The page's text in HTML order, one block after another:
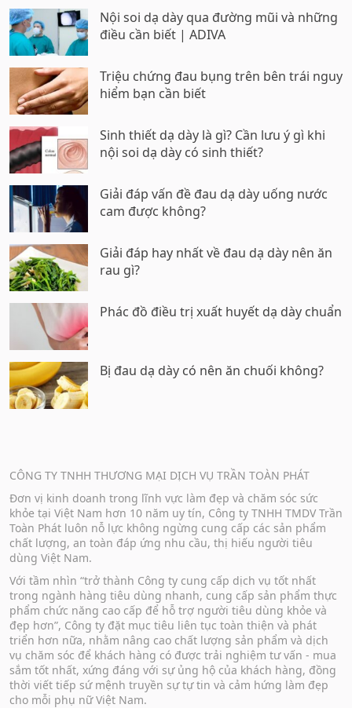
Nội soi dạ dày qua đường mũi và những
điều cần biết | ADIVA
Triệu chứng đau bụng trên bên trái nguy
hiểm bạn cần biết
Sinh thiết dạ dày là gì? Cần lưu ý gì khi
nội soi dạ dày có sinh thiết?
Giải đáp vấn đề đau dạ dày uống nước
cam được không?
Giải đáp hay nhất về đau dạ dày nên ăn
rau gì?
Phác đồ điều trị xuất huyết dạ dày chuẩn
Bị đau dạ dày có nên ăn chuối không?
CÔNG TY TNHH THƯƠNG MẠI DỊCH VỤ TRẦN TOÀN PHÁT
Đơn vị kinh doanh trong lĩnh vực làm đẹp và chăm sóc sức
khỏe tại Việt Nam hơn 10 năm uy tín, Công ty TNHH TMDV Trần
Toàn Phát luôn nỗ lực không ngừng cung cấp các sản phẩm
chất lượng, an toàn đáp ứng nhu cầu, thị hiếu người tiêu
dùng Việt Nam.
Với tầm nhìn “trở thành Công ty cung cấp dịch vụ tốt nhất
trong ngành hàng tiêu dùng nhanh, cung cấp sản phẩm thực
phẩm chức năng cao cấp để hỗ trợ người tiêu dùng khỏe và
đẹp hơn”, Công ty đặt mục tiêu liên tục toàn thiện và phát
triển hơn nữa, nhằm nâng cao chất lượng sản phẩm và dịch
vụ chăm sóc để khách hàng có được trải nghiệm tư vấn - mua
sắm tốt nhất, xứng đáng với sự ủng hộ của khách hàng, đồng
thời viết tiếp sứ mệnh truyền sự tự tin và cảm hứng làm đẹp
cho mỗi phụ nữ Việt Nam.